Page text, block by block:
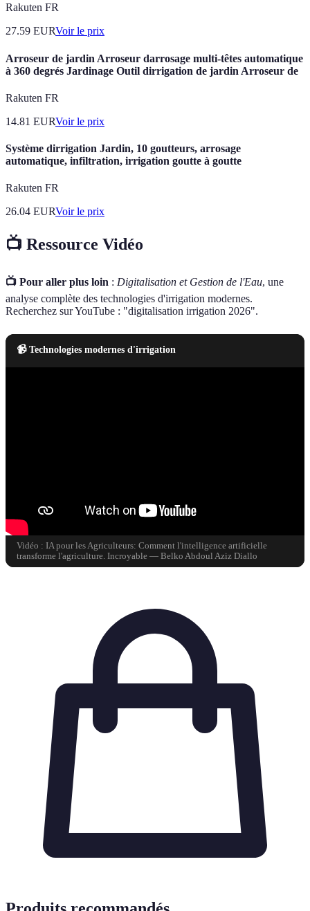
Rakuten FR
27.59 EURVoir le prix
Arroseur de jardin Arroseur darrosage multi-têtes automatique
à 360 degrés Jardinage Outil dirrigation de jardin Arroseur de
Rakuten FR
14.81 EURVoir le prix
Système dirrigation Jardin, 10 goutteurs, arrosage
automatique, infiltration, irrigation goutte à goutte
Rakuten FR
26.04 EURVoir le prix
📺 Ressource Vidéo
📺 Pour aller plus loin : Digitalisation et Gestion de l'Eau, une
analyse complète des technologies d'irrigation modernes.
Recherchez sur YouTube : "digitalisation irrigation 2026".
📹 Technologies modernes d'irrigation
Vidéo : IA pour les Agriculteurs: Comment l'intelligence artificielle
transforme l'agriculture. Incroyable — Belko Abdoul Aziz Diallo